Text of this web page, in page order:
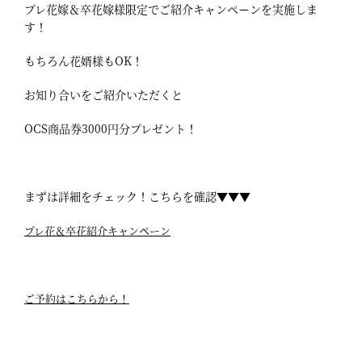
プレ花嫁＆卒花嫁様限定でご紹介キャンペーンを実施しま
す！
もちろん花婿様もOK！
お知り合いをご紹介いただくと
OCS商品券3000円分プレゼント！
まずは詳細をチェック！こちらを確認▼▼▼
プレ花＆卒花紹介キャンペーン
ご予約はこちらから！